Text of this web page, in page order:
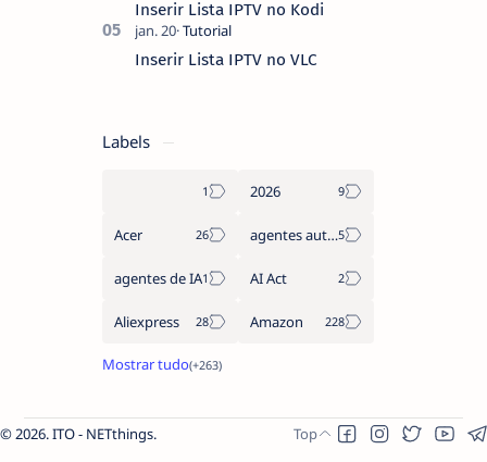
Inserir Lista IPTV no Kodi
Inserir Lista IPTV no VLC
Labels
2026
Acer agentes autónomos
agentes de IA AI Act
Aliexpress Amazon
2026.ITO - NETthings.